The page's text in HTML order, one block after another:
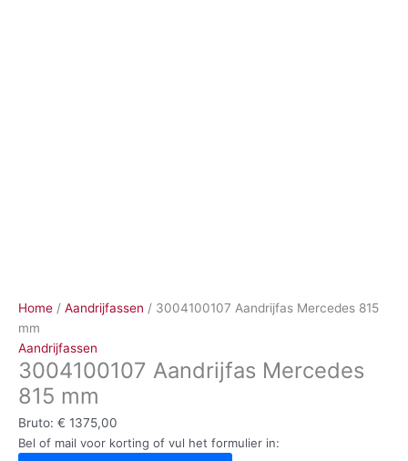
Home / Aandrijfassen / 3004100107 Aandrijfas Mercedes 815
mm
Aandrijfassen
3004100107 Aandrijfas Mercedes
815 mm
Bruto: € 1375,00
Bel of mail voor korting of vul het formulier in: